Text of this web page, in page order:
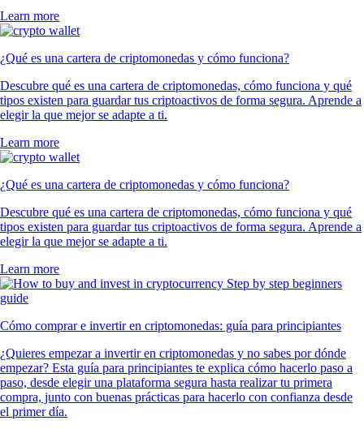
Learn more
¿Qué es una cartera de criptomonedas y cómo funciona?
Descubre qué es una cartera de criptomonedas, cómo funciona y qué
tipos existen para guardar tus criptoactivos de forma segura. Aprende a
elegir la que mejor se adapte a ti.
Learn more
¿Qué es una cartera de criptomonedas y cómo funciona?
Descubre qué es una cartera de criptomonedas, cómo funciona y qué
tipos existen para guardar tus criptoactivos de forma segura. Aprende a
elegir la que mejor se adapte a ti.
Learn more
Cómo comprar e invertir en criptomonedas: guía para principiantes
¿Quieres empezar a invertir en criptomonedas y no sabes por dónde
empezar? Esta guía para principiantes te explica cómo hacerlo paso a
paso, desde elegir una plataforma segura hasta realizar tu primera
compra, junto con buenas prácticas para hacerlo con confianza desde
el primer día.